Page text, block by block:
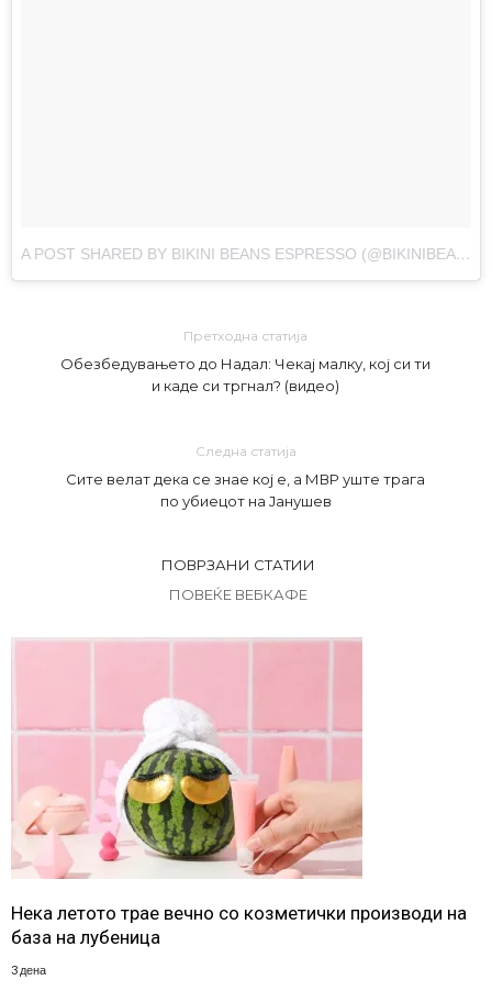
A POST SHARED BY BIKINI BEANS ESPRESSO (@BIKINIBEANSESPRESSO)
Претходна статија
Обезбедувањето до Надал: Чекај малку, кој си ти
и каде си тргнал? (видео)
Следна статија
Сите велат дека се знае кој е, а МВР уште трага
по убиецот на Јанушев
ПОВРЗАНИ СТАТИИ
ПОВЕЌЕ ВЕБКАФЕ
Нека летото трае вечно со козметички производи на
база на лубеница
3 дена